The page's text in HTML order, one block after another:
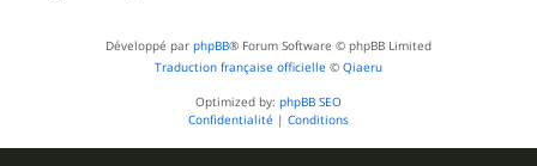
Développé par phpBB® Forum Software © phpBB Limited
Traduction française officielle © Qiaeru
Optimized by: phpBB SEO
Confidentialité | Conditions